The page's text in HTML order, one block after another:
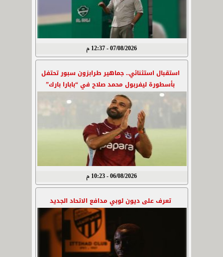
07/08/2026 - 12:37 م
استقبال استثنائي.. جماهير طرابزون سبور تحتفل
بأسطورة ليفربول محمد صلاح في “بابارا بارك”
06/08/2026 - 10:23 م
تعرف على ديون لوبي مدافع الاتحاد الجديد